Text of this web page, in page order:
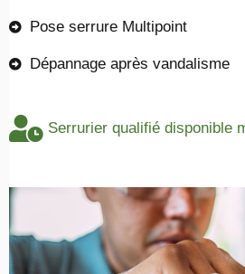
Pose serrure Multipoint
Dépannage après vandalisme
Serrurier qualifié disponible